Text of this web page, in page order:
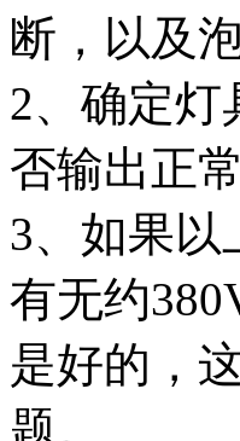
断，以及
2、确定灯
否输出正
3、如果以
有无约
是好的，
题。